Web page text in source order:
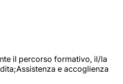
il percorso formativo, il/la
e accoglienza